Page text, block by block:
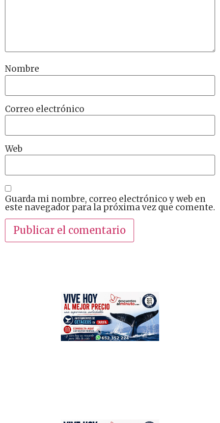
Nombre
Correo electrónico
Web
Guarda mi nombre, correo electrónico y web en
este navegador para la próxima vez que comente.